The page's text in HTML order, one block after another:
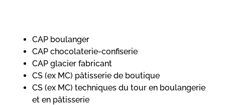
CAP boulanger
CAP chocolaterie-confiserie
CAP glacier fabricant
CS (ex MC) pâtisserie de boutique
CS (ex MC) techniques du tour en boulangerie
et en pâtisserie